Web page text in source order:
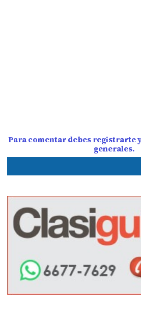
Para comentar debes registrarte
generales.